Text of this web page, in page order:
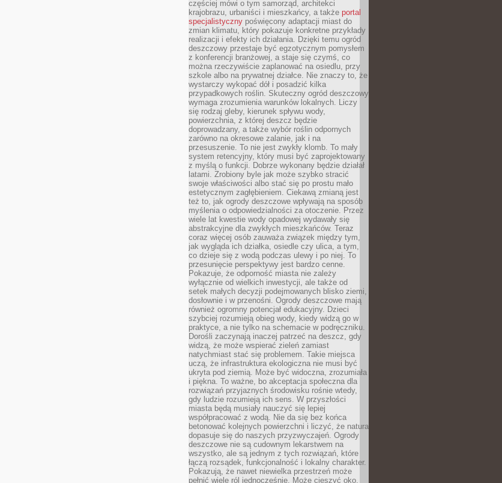
częściej mówi o tym samorząd, architekci
krajobrazu, urbaniści i mieszkańcy, a także portal
specjalistyczny poświęcony adaptacji miast do
zmian klimatu, który pokazuje konkretne przykłady
realizacji i efekty ich działania. Dzięki temu ogród
deszczowy przestaje być egzotycznym pomysłem
z konferencji branżowej, a staje się czymś, co
można rzeczywiście zaplanować na osiedlu, przy
szkole albo na prywatnej działce. Nie znaczy to, że
wystarczy wykopać dół i posadzić kilka
przypadkowych roślin. Skuteczny ogród deszczowy
wymaga zrozumienia warunków lokalnych. Liczy
się rodzaj gleby, kierunek spływu wody,
powierzchnia, z której deszcz będzie
doprowadzany, a także wybór roślin odpornych
zarówno na okresowe zalanie, jak i na
przesuszenie. To nie jest zwykły klomb. To mały
system retencyjny, który musi być zaprojektowany
z myślą o funkcji. Dobrze wykonany będzie działał
latami. Zrobiony byle jak może szybko stracić
swoje właściwości albo stać się po prostu mało
estetycznym zagłębieniem. Ciekawą zmianą jest
też to, jak ogrody deszczowe wpływają na sposób
myślenia o odpowiedzialności za otoczenie. Przez
wiele lat kwestie wody opadowej wydawały się
abstrakcyjne dla zwykłych mieszkańców. Teraz
coraz więcej osób zauważa związek między tym,
jak wygląda ich działka, osiedle czy ulica, a tym,
co dzieje się z wodą podczas ulewy i po niej. To
przesunięcie perspektywy jest bardzo cenne.
Pokazuje, że odporność miasta nie zależy
wyłącznie od wielkich inwestycji, ale także od
setek małych decyzji podejmowanych blisko ziemi,
dosłownie i w przenośni. Ogrody deszczowe mają
również ogromny potencjał edukacyjny. Dzieci
szybciej rozumieją obieg wody, kiedy widzą go w
praktyce, a nie tylko na schemacie w podręczniku.
Dorośli zaczynają inaczej patrzeć na deszcz, gdy
widzą, że może wspierać zieleń zamiast
natychmiast stać się problemem. Takie miejsca
uczą, że infrastruktura ekologiczna nie musi być
ukryta pod ziemią. Może być widoczna, zrozumiała
i piękna. To ważne, bo akceptacja społeczna dla
rozwiązań przyjaznych środowisku rośnie wtedy,
gdy ludzie rozumieją ich sens. W przyszłości
miasta będą musiały nauczyć się lepiej
współpracować z wodą. Nie da się bez końca
betonować kolejnych powierzchni i liczyć, że natura
dopasuje się do naszych przyzwyczajeń. Ogrody
deszczowe nie są cudownym lekarstwem na
wszystko, ale są jednym z tych rozwiązań, które
łączą rozsądek, funkcjonalność i lokalny charakter.
Pokazują, że nawet niewielka przestrzeń może
pełnić wiele ról jednocześnie. Może cieszyć oko,